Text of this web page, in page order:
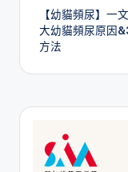
【幼貓頻尿】一
大幼貓頻尿原因
方法